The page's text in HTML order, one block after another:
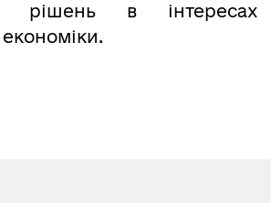
рішень в інтересах